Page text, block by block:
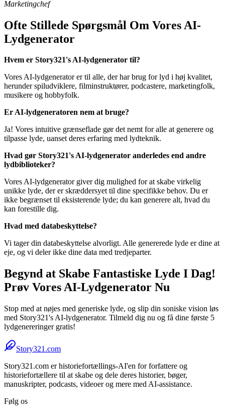
Marketingchef
Ofte Stillede Spørgsmål Om Vores AI-
Lydgenerator
Hvem er Story321's AI-lydgenerator til?
Vores AI-lydgenerator er til alle, der har brug for lyd i høj kvalitet,
herunder spiludviklere, filminstruktører, podcastere, marketingfolk,
musikere og hobbyfolk.
Er AI-lydgeneratoren nem at bruge?
Ja! Vores intuitive grænseflade gør det nemt for alle at generere og
tilpasse lyde, uanset deres erfaring med lydteknik.
Hvad gør Story321's AI-lydgenerator anderledes end andre
lydbiblioteker?
Vores AI-lydgenerator giver dig mulighed for at skabe virkelig
unikke lyde, der er skræddersyet til dine specifikke behov. Du er
ikke begrænset til eksisterende lyde; du kan generere alt, hvad du
kan forestille dig.
Hvad med databeskyttelse?
Vi tager din databeskyttelse alvorligt. Alle genererede lyde er dine at
eje, og vi deler ikke dine data med tredjeparter.
Begynd at Skabe Fantastiske Lyde I Dag!
Prøv Vores AI-Lydgenerator Nu
Stop med at nøjes med generiske lyde, og slip din soniske vision løs
med Story321's AI-lydgenerator. Tilmeld dig nu og få dine første 5
lydgenereringer gratis!
Story321.com
Story321.com er historiefortællings-AI'en for forfattere og
historiefortællere til at skabe og dele deres historier, bøger,
manuskripter, podcasts, videoer og mere med AI-assistance.
Følg os